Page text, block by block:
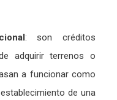
: son créditos
adquirir terrenos o
a funcionar como
de una